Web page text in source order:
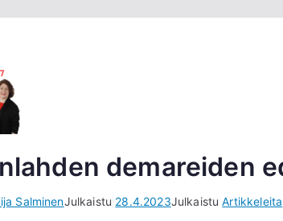
demareiden
SalminenJulkaistu 28.4.2023JulkaistuArtikkeleita